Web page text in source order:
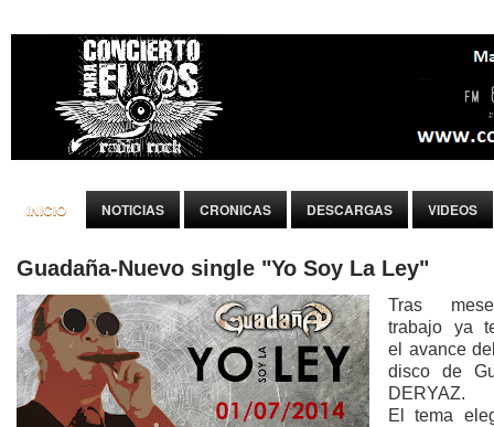
INICIO NOTICIAS CRONICAS DESCARGAS VIDEOS
Guadaña-Nuevo single "Yo Soy La Ley"
Tras
trabajo ya
el avance
disco de
DERYAZ.
El tema